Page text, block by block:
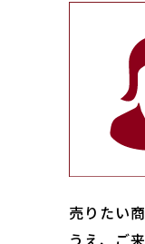
売りたい
うえ、ご